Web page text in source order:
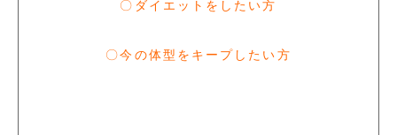
〇ダイエットをしたい方
〇今の体型をキープしたい方